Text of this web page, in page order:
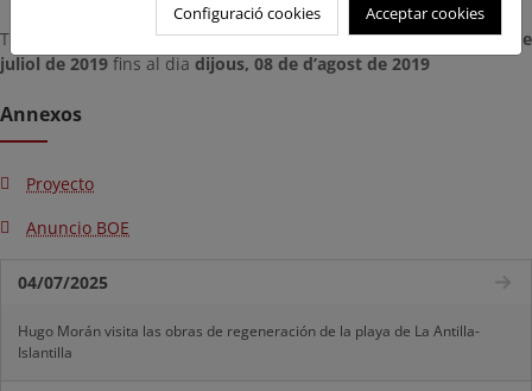
Termini per presentar documents des del diadijous, 11 de de
juliol de 2019fins al diadijous, 08 de d’agost de 2019
Annexos
Proyecto
Anuncio BOE
04/07/2025
Hugo Morán visita las obras de regeneración de la playa de La Antilla-
Islantilla
Configuració cookies Acceptar cookies